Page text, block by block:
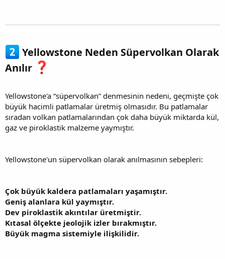
Yellowstone Neden Süpervolkan Olarak
Anılır
Yellowstone'a “süpervolkan” denmesinin nedeni, geçmişte çok
büyük hacimli patlamalar üretmiş olmasıdır. Bu patlamalar
sıradan volkan patlamalarından çok daha büyük miktarda kül,
gaz ve piroklastik malzeme yaymıştır.
Yellowstone'un süpervolkan olarak anılmasının sebepleri:
Çok büyük kaldera patlamaları yaşamıştır.
Geniş alanlara kül yaymıştır.
Dev piroklastik akıntılar üretmiştir.
Kıtasal ölçekte jeolojik izler bırakmıştır.
Büyük magma sistemiyle ilişkilidir.